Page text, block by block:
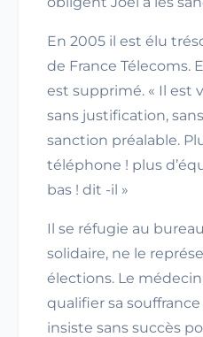
En 2005 il est élu
de France Télecoms.
est supprimé. « Il est
sans justification,
sanction préalable.
téléphone ! plus
bas ! dit -il »
Il se réfugie au
solidaire, ne le
élections. Le
qualifier sa
insiste sans succès